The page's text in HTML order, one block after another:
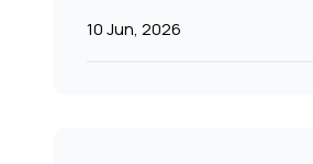
10 Jun, 2026